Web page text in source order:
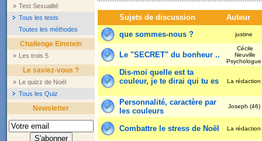
» Test Sexualité
Tous les tests
Toutes les méthodes
Challenge Einstein
» Les trois 5
Le saviez-vous ?
» Le quizz de Noël
Tous les Quiz
Newsletter
Sujets de discussion
Auteur
que sommes-nous ?
justine
Le "SECRET" du bonheur ..
Cécile
Neuville
Dis-moi quelle est ta
couleur, je te dirai qui tu es
La rédaction
Personnalité, caractère par
les couleurs
Joseph (46)
Combattre le stress de Noël La rédaction